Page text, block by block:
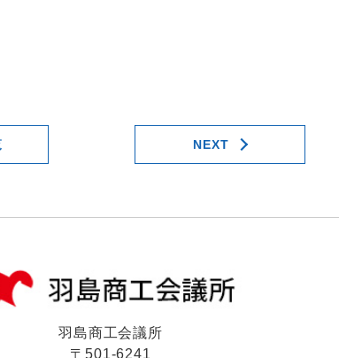
NEXT
羽島商工会議所
〒501-6241